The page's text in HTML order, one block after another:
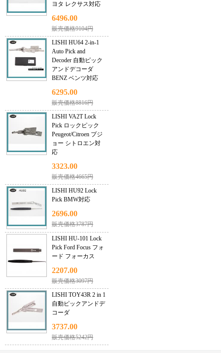
ヨタ レクサス対応
6496.00
販売価格9104円
LISHI HU64 2-in-1
Auto Pick and
Decoder 自動ピック
アンドデコーダ
BENZ ベンツ対応
6295.00
販売価格8816円
LISHI VA2T Lock
Pick ロックピック
Peugeot/Citroen プジ
ョー シトロエン対
応
3323.00
販売価格4665円
LISHI HU92 Lock
Pick BMW対応
2696.00
販売価格3787円
LISHI HU-101 Lock
Pick Ford Focus フォ
ード フォーカス
2207.00
販売価格3097円
LISHI TOY43R 2 in 1
自動ピックアンドデ
コーダ
3737.00
販売価格5242円